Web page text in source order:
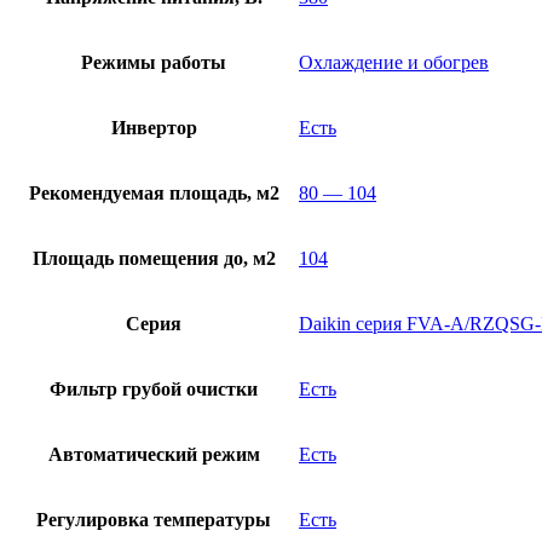
Режимы работы Охлаждение и обогрев
Инвертор Есть
Рекомендуемая площадь, м2 80 — 104
Площадь помещения до, м2 104
Серия Daikin серия FVA-A/
Фильтр грубой очистки Есть
Автоматический режим Есть
Регулировка температуры Есть